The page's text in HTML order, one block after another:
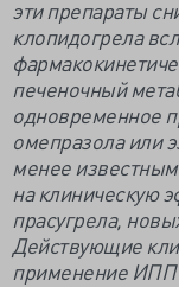
эти препараты
клопидогрела
печеночный
одновременное
омепразола или
менее
на клиническую
прасугрела,
Действующие
применение ИПП